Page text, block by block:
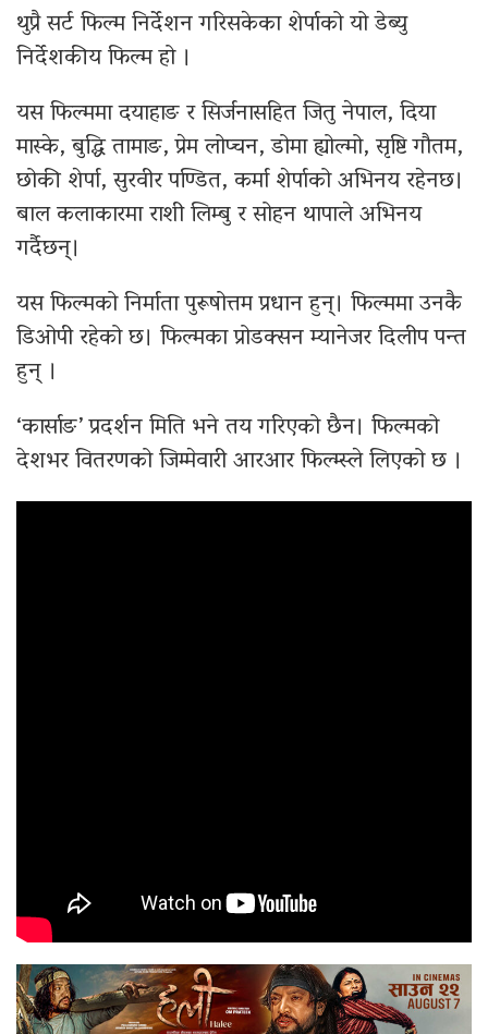
थुप्रै सर्ट फिल्म निर्देशन गरिसकेका शेर्पाको यो डेब्यु
निर्देशकीय फिल्म हो ।
यस फिल्ममा दयाहाङ र सिर्जनासहित जितु नेपाल, दिया
मास्के, बुद्धि तामाङ, प्रेम लोप्चन, डोमा ह्योल्मो, सृष्टि गौतम,
छोकी शेर्पा, सुरवीर पण्डित, कर्मा शेर्पाको अभिनय रहेनछ।
बाल कलाकारमा राशी लिम्बु र सोहन थापाले अभिनय
गर्दैछन्।
यस फिल्मको निर्माता पुरूषोत्तम प्रधान हुन्। फिल्ममा उनकै
डिओपी रहेको छ। फिल्मका प्रोडक्सन म्यानेजर दिलीप पन्त
हुन् ।
‘कार्साङ’ प्रदर्शन मिति भने तय गरिएको छैन। फिल्मको
देशभर वितरणको जिम्मेवारी आरआर फिल्म्स्ले लिएको छ ।